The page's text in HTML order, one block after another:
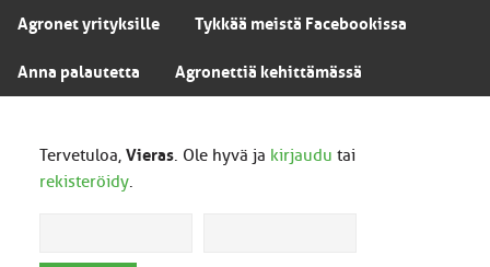
Agronet yrityksille Tykkää meistä Facebookissa
Anna palautetta Agronettiä kehittämässä
Tervetuloa, Vieras. Ole hyvä ja kirjaudu tai
rekisteröidy.